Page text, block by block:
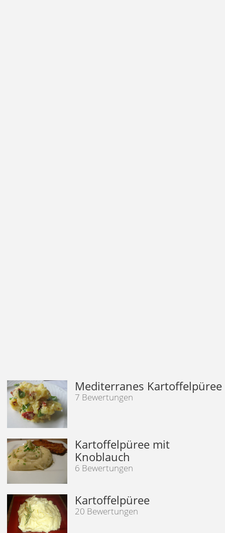
Mediterranes Kartoffelpüree
7 Bewertungen
Kartoffelpüree mit
Knoblauch
6 Bewertungen
Kartoffelpüree
20 Bewertungen